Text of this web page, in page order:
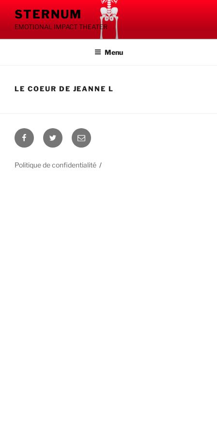
contenu
principal
STERNUM
EMOTIONAL IMPACT THEATER
Menu
LE COEUR DE JEANNE L
FacebookTwitter Contactez
nous
Politique de confidentialité